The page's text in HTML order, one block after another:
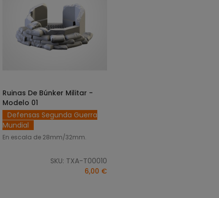
AÑADIR AL CARRITO
Ruinas De Búnker Militar -
Modelo 01
Defensas Segunda Guerra
Mundial
En escala de 28mm/32mm.
SKU: TXA-T00010
6,00 €